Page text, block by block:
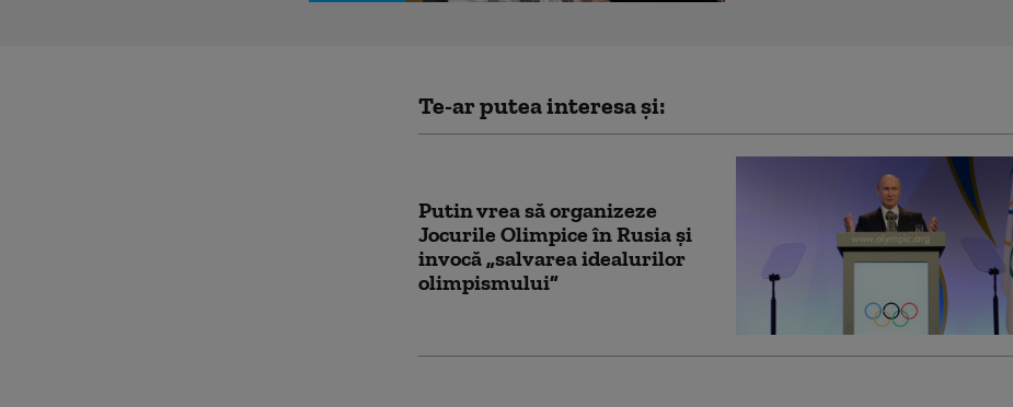
Te-ar putea interesa și:
Putin vrea să organizeze
Jocurile Olimpice în Rusia și
invocă „salvarea idealurilor
olimpismului”